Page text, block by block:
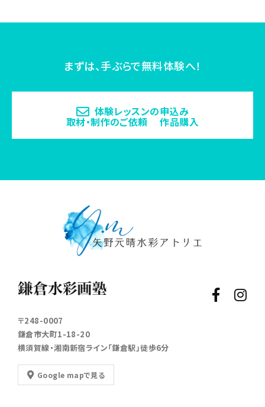
まずは、手ぶらで無料体験へ！
体験レッスンの申込み
取材・制作のご依頼 作品購入
〒248-0007
鎌倉市大町1-18-20
横須賀線・湘南新宿ライン「鎌倉駅」徒歩6分
Google mapで見る